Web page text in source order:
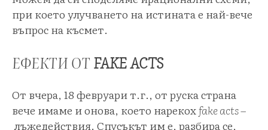
при което улучването на истината е най-вече
въпрос на късмет.
ЕФЕКТИ ОТ FAKE ACTS
От вчера, 18 февруари т.г., от руска страна
вече имаме и онова, което нарекохfake acts –
лъжедействия. Спусъкът им е, разбира се,